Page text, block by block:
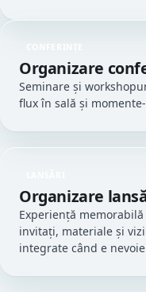
Organizare
Seminare și
flux în sală și
Organizare
Experiență
invitați, materiale și
integrate când e